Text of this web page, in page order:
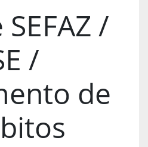
/
/
de